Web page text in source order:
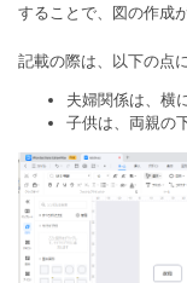
することで、図の作成
記載の際は、以下の点
夫婦関係は、横
子供は、両親の